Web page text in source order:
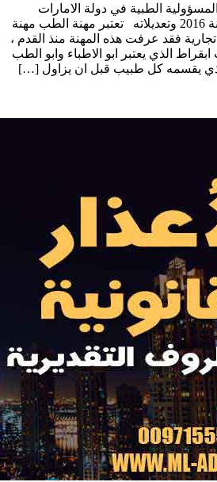
الطبية في دولة الامارات
العربية المتحدة رقم 4 لسنة 2016 وتعديلاته تعتبر مهنة الطب مهنة
تجارية فقد عرفت هذه المهنة منذ القدم ،
الذي يعتبر ابو الاطباء وابو الطب
يقسمه كل طبيب قبل ان يزاول […]